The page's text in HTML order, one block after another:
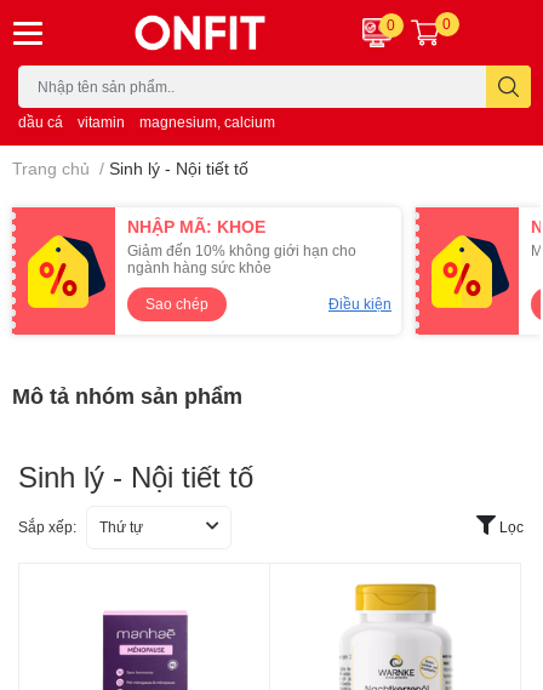
dầu cá vitamin magnesium, calcium
0 0
Trang chủ / Sinh lý - Nội tiết tố
NHẬP MÃ: KHOE
Giảm đến 10% không giới hạn cho
ngành hàng sức khỏe
Sao chép
Điều kiện
Mô tả nhóm sản phẩm
Sinh lý - Nội tiết tố
Sắp xếp: Thứ tự Lọc